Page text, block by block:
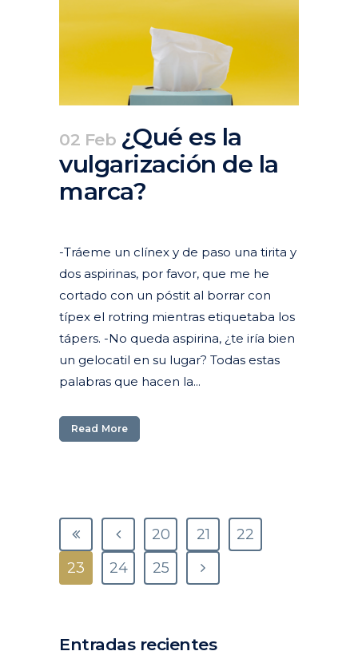
02 Feb ¿Qué es la
vulgarización de la
marca?
-Tráeme un clínex y de paso una tirita y
dos aspirinas, por favor, que me he
cortado con un póstit al borrar con
típex el rotring mientras etiquetaba los
tápers. -No queda aspirina, ¿te iría bien
un gelocatil en su lugar? Todas estas
palabras que hacen la...
Read More
20 21
22
23
24 25
Entradas recientes